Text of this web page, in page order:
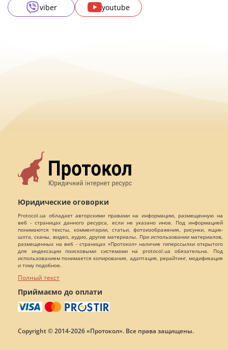
viber
youtube
Юридические оговорки
Protocol.ua обладает авторскими правами на информацию, размещенную на
веб - страницах данного ресурса, если не указано иное. Под информацией
понимаются тексты, комментарии, статьи, фотоизображения, рисунки, ящик-
шота, сканы, видео, аудио, другие материалы. При использовании материалов,
размещенных на веб - страницах «Протокол» наличие гиперссылки открытого
для индексации поисковыми системами на protocol.ua обязательна. Под
использованием понимается копирования, адаптация, рерайтинг, модификация
и тому подобное.
Полный текст
Приймаємо до оплати
Copyright © 2014-2026 «Протокол». Все права защищены.